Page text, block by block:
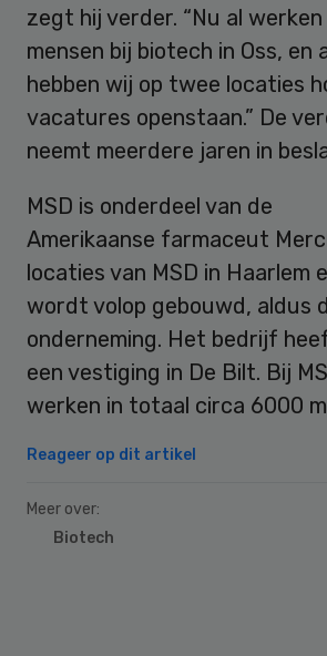
zegt hij verder. “Nu al
mensen bij biotech in Oss, en
hebben wij op twee locaties
vacatures openstaan.” De
neemt meerdere jaren in
MSD is onderdeel van de
Amerikaanse farmaceut
locaties van MSD in Haarlem
wordt volop gebouwd, aldus
onderneming. Het bedrijf
een vestiging in De Bilt. Bij
werken in totaal circa 6000
Reageer op dit artikel
Meer over:
Biotech